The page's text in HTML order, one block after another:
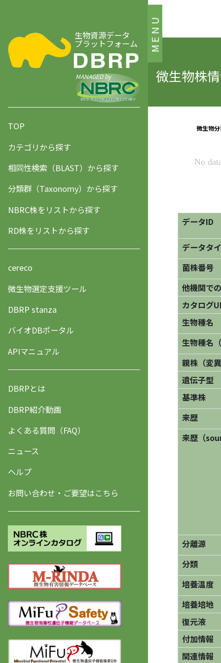
MENU
生物資源データ
プラットフォーム
MANAGED by
TOP
カテゴリから探す
相同性検索（BLAST）から探す
分類群（Taxonomy）から探す
NBRC株をリストから探す
RD株をリストから探す
cereco
微生物選定支援ツール
DBRP stanza
バイオDBポータル
APIマニュアル
DBRPとは
DBRP紹介動画
よくある質問（FAQ）
ニュース
ヘルプ
お問い合わせ・ご要望はこちら
微生物株
データID
データタ
菌株番号
他機関で
カタログ
生物種名
生物種名
親株（変
遺伝子型
基準株
来歴
来歴（
分離源
分類
培養温度
培養培地
復元液
付加情報
関連情報